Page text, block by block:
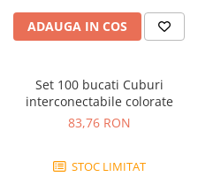
ADAUGA IN COS
Set 100 bucati Cuburi
interconectabile colorate
83,76 RON
STOC LIMITAT